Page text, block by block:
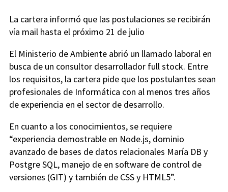
La cartera informó que las postulaciones se recibirán
vía mail hasta el próximo 21 de julio
El Ministerio de Ambiente abrió un llamado laboral en
busca de un consultor desarrollador full stock. Entre
los requisitos, la cartera pide que los postulantes sean
profesionales de Informática con al menos tres años
de experiencia en el sector de desarrollo.
En cuanto a los conocimientos, se requiere
“experiencia demostrable en Node.js, dominio
avanzado de bases de datos relacionales María DB y
Postgre SQL, manejo de en software de control de
versiones (GIT) y también de CSS y HTML5”.